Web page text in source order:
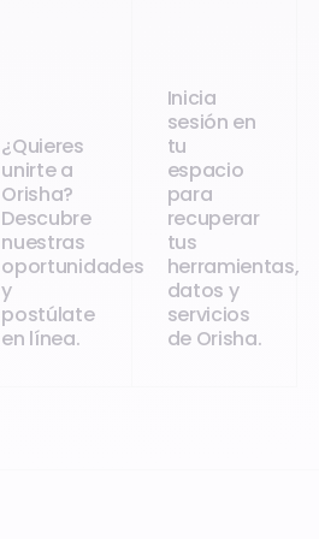
¿Quieres
unirte a
Orisha?
Descubre
nuestras
oportunidades
y
postúlate
en línea.
Inicia
sesión en
tu
espacio
para
recuperar
tus
herramientas,
datos y
servicios
de Orisha.